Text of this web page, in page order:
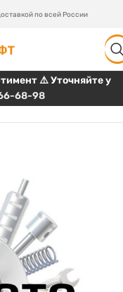
по всей России
⚠️ Уточняйте у
68-98